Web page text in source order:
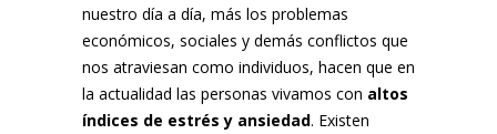
nuestro día a día, más los problemas
económicos, sociales y demás conflictos que
nos atraviesan como individuos, hacen que en
la actualidad las personas vivamos con altos
índices de estrés y ansiedad. Existen